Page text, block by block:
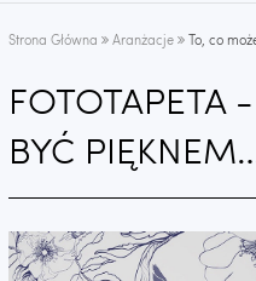
Strona Główna Aranżacje To, co
FOTOTAPETA
BYĆ